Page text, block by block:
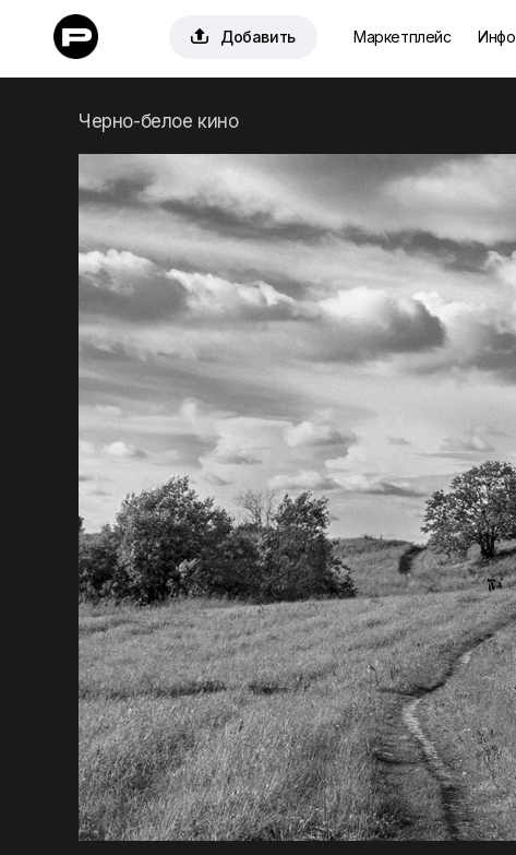
 Добавить Маркетплейс Инфо
Черно-белое кино